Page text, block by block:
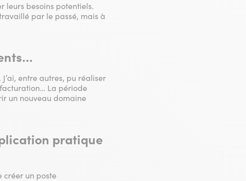
leurs besoins potentiels.
par le passé, mais à
entre autres, pu réaliser
La période
un nouveau domaine
pratique
créer un poste